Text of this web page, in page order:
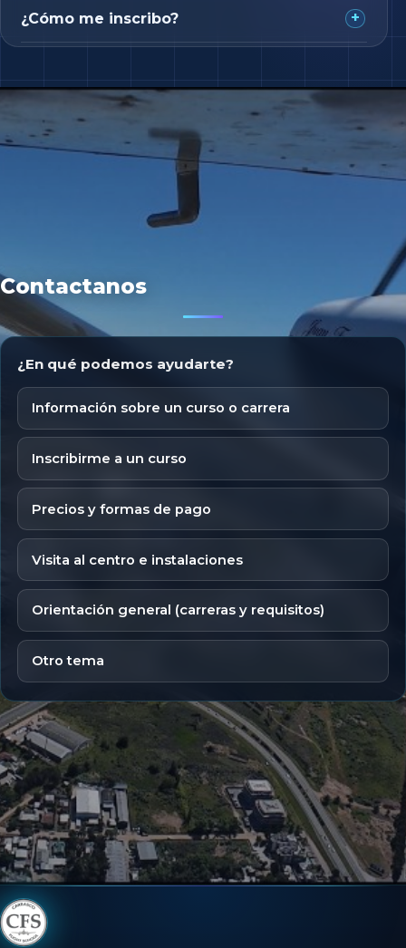
¿Cómo me inscribo?
Contactanos
¿En qué podemos ayudarte?
Información sobre un curso o carrera
Inscribirme a un curso
Precios y formas de pago
Visita al centro e instalaciones
Orientación general (carreras y requisitos)
Otro tema